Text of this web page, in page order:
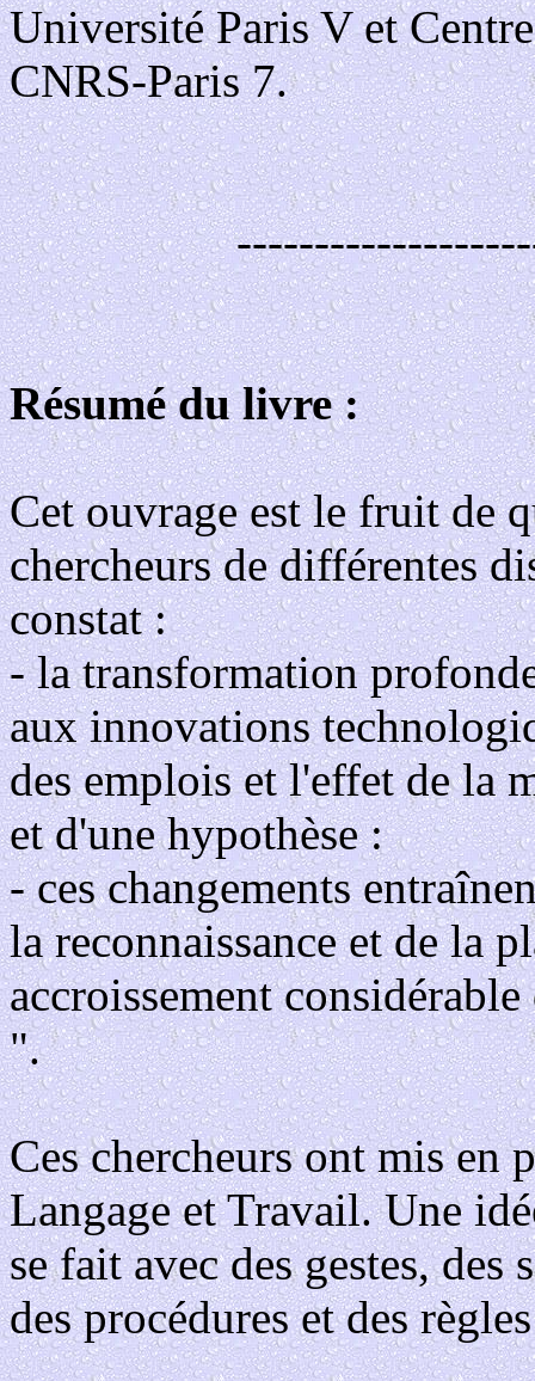
Université Paris V et
CNRS-Paris 7.
Résumé du livre :
Cet ouvrage est le fruit de
chercheurs de différentes
constat :
- la transformation
aux innovations
des emplois et l'effet de la
et d'une hypothèse :
- ces changements
la reconnaissance et de la
accroissement
".
Ces chercheurs ont mis en
Langage et Travail. Une
se fait avec des gestes, des
des procédures et des